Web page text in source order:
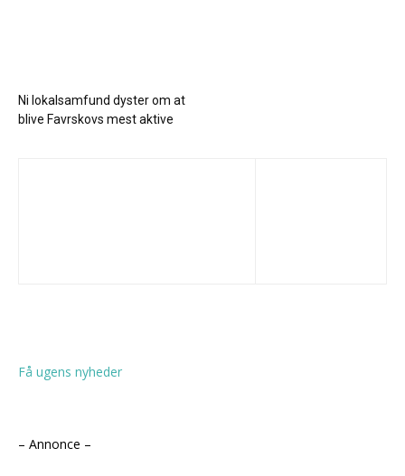
Ni lokalsamfund dyster om at
blive Favrskovs mest aktive
Få ugens nyheder
– Annonce –